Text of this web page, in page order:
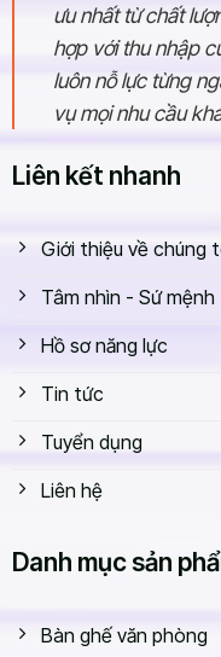
ưu nhất từ chất
hợp với thu nhập
luôn nỗ lực từng
vụ mọi nhu cầu
Liên kết nhanh
Giới thiệu về chúng
Tâm nhìn - Sứ
Hồ sơ năng lực
Tin tức
Tuyển dụng
Liên hệ
Danh mục sản
Bàn ghế văn phòng